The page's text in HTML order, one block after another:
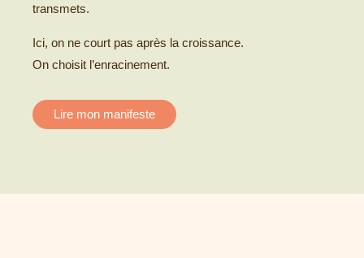
transmets.
Ici, on ne court pas après la croissance.
On choisit l’enracinement.
Lire mon manifeste